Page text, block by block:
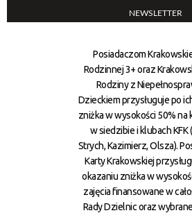
NEWSLETTER
Posiadaczom
Rodzinnej 3+ oraz
Rodziny z
Dzieckiem przysługuje po
zniżka w wysokości 50% na
w siedzibie i klubach KFK
Strych, Kazimierz, Olsza).
Karty Krakowskiej
okazaniu zniżka w
zajęcia finansowane w
Rady Dzielnic oraz